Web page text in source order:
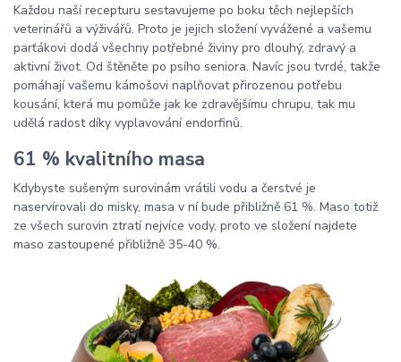
Každou naší recepturu sestavujeme po boku těch nejlepších
veterinářů a výživářů. Proto je jejich složení vyvážené a vašemu
parťákovi dodá všechny potřebné živiny pro dlouhý, zdravý a
aktivní život. Od štěněte po psího seniora. Navíc jsou tvrdé, takže
pomáhají vašemu kámošovi naplňovat přirozenou potřebu
kousání, která mu pomůže jak ke zdravějšímu chrupu, tak mu
udělá radost díky vyplavování endorfinů.
61 % kvalitního masa
Kdybyste sušeným surovinám vrátili vodu a čerstvé je
naservírovali do misky, masa v ní bude přibližně 61 %. Maso totiž
ze všech surovin ztratí nejvíce vody, proto ve složení najdete
maso zastoupené přibližně 35-40 %.